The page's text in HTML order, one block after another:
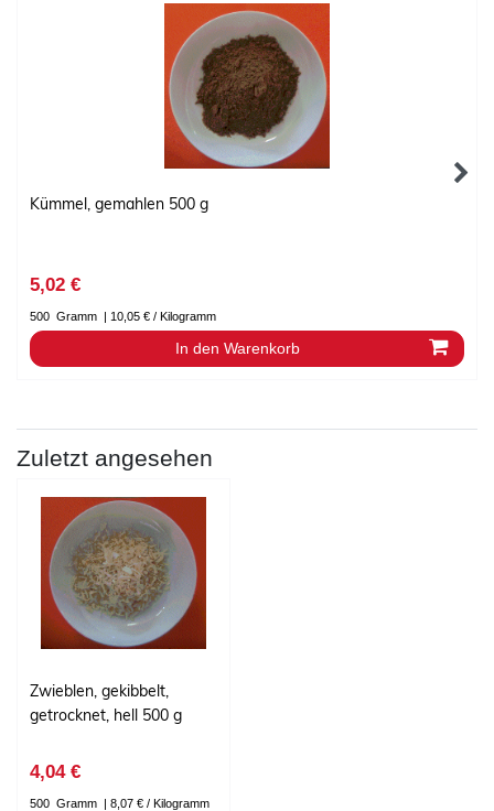
Kümmel, gemahlen 500 g
5,02 €
500 Gramm | 10,05 € / Kilogramm
In den Warenkorb
Zuletzt angesehen
Zwieblen, gekibbelt,
getrocknet, hell 500 g
4,04 €
500 Gramm | 8,07 € / Kilogramm